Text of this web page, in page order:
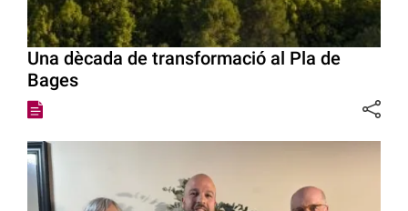
Una dècada de transformació al Pla de
Bages